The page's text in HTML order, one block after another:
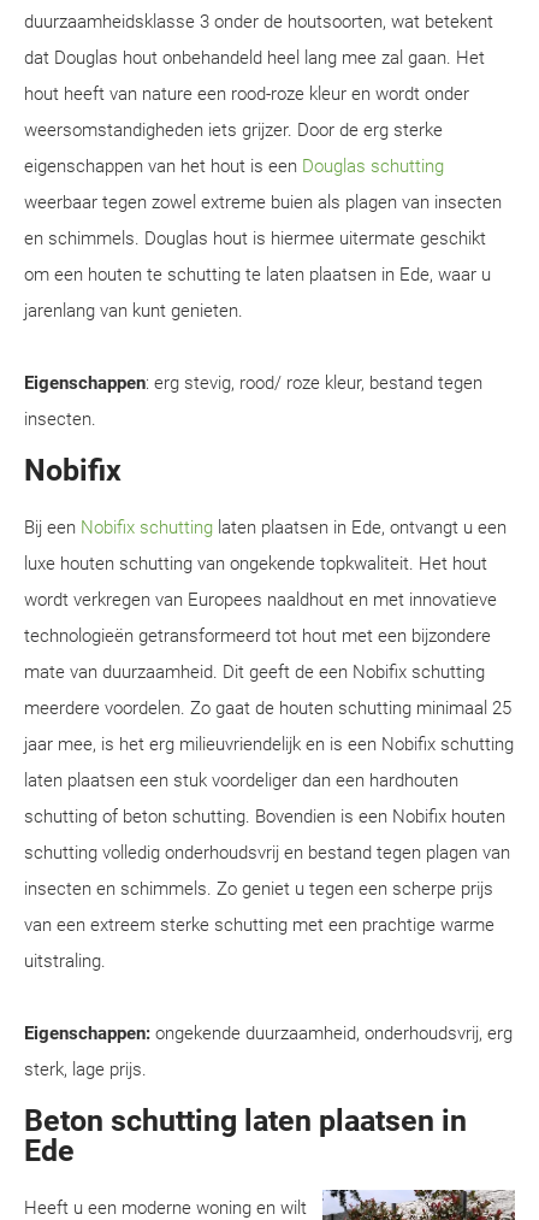
duurzaamheidsklasse 3 onder de houtsoorten, wat betekent
dat Douglas hout onbehandeld heel lang mee zal gaan. Het
hout heeft van nature een rood-roze kleur en wordt onder
weersomstandigheden iets grijzer. Door de erg sterke
eigenschappen van het hout is een Douglas schutting
weerbaar tegen zowel extreme buien als plagen van insecten
en schimmels. Douglas hout is hiermee uitermate geschikt
om een houten te schutting te laten plaatsen in Ede, waar u
jarenlang van kunt genieten.
Eigenschappen: erg stevig, rood/ roze kleur, bestand tegen
insecten.
Nobifix
Bij een Nobifix schutting laten plaatsen in Ede, ontvangt u een
luxe houten schutting van ongekende topkwaliteit. Het hout
wordt verkregen van Europees naaldhout en met innovatieve
technologieën getransformeerd tot hout met een bijzondere
mate van duurzaamheid. Dit geeft de een Nobifix schutting
meerdere voordelen. Zo gaat de houten schutting minimaal 25
jaar mee, is het erg milieuvriendelijk en is een Nobifix schutting
laten plaatsen een stuk voordeliger dan een hardhouten
schutting of beton schutting. Bovendien is een Nobifix houten
schutting volledig onderhoudsvrij en bestand tegen plagen van
insecten en schimmels. Zo geniet u tegen een scherpe prijs
van een extreem sterke schutting met een prachtige warme
uitstraling.
Eigenschappen: ongekende duurzaamheid, onderhoudsvrij, erg
sterk, lage prijs.
Beton schutting laten plaatsen in
Ede
Heeft u een moderne woning en wilt